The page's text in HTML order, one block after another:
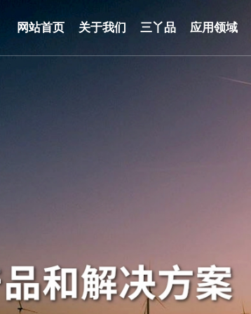
网站首页 关于我们 三丫品 应用领域